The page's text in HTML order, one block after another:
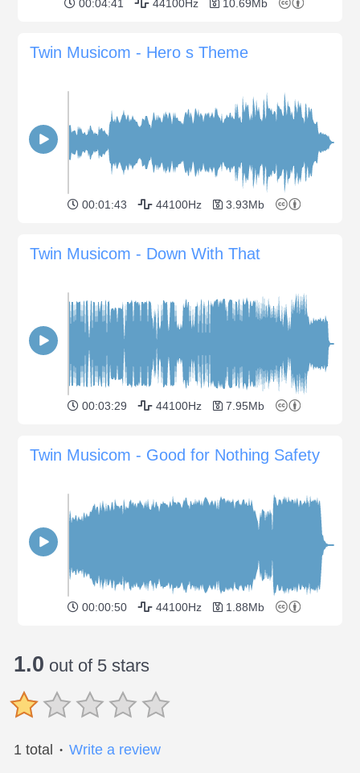
00:04:41 44100Hz 10.69Mb
Twin Musicom - Hero s Theme
00:01:43 44100Hz 3.93Mb
Twin Musicom - Down With That
00:03:29 44100Hz 7.95Mb
Twin Musicom - Good for Nothing Safety
00:00:50 44100Hz 1.88Mb
1.0 out of 5 stars
1 total ● Write a review